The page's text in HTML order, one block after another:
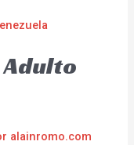
alainromo.com